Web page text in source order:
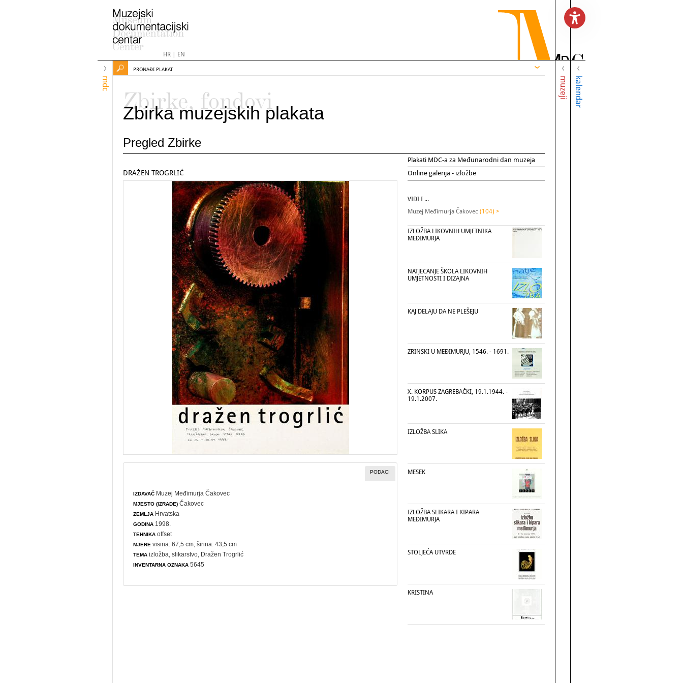
HR| EN
mdc muzeji kalendar
PRONAĐI PLAKAT
Zbirke, fondovi
Zbirka muzejskih plakata
Pregled Zbirke
Plakati MDC-a za Međunarodni dan muzeja
Online galerija - izložbe
DRAŽEN TROGRLIĆ
PODACI
IZDAVAČ Muzej Međimurja Čakovec
MJESTO (IZRADE) Čakovec
ZEMLJA Hrvatska
GODINA 1998.
TEHNIKA offset
MJERE visina: 67,5 cm; širina: 43,5 cm
TEMA izložba ,slikarstvo , Dražen Trogrlić
INVENTARNA OZNAKA 5645
VIDI I ...
Muzej Međimurja Čakovec (104) >
IZLOŽBA LIKOVNIH UMJETNIKA
MEĐIMURJA
NATJECANJE ŠKOLA LIKOVNIH
UMJETNOSTI I DIZAJNA
KAJ DELAJU DA NE PLEŠEJU
ZRINSKI U MEĐIMURJU, 1546. - 1691.
X. KORPUS ZAGREBAČKI, 19.1.1944. -
19.1.2007.
IZLOŽBA SLIKA
MESEK
IZLOŽBA SLIKARA I KIPARA
MEĐIMURJA
STOLJEĆA UTVRDE
KRISTINA